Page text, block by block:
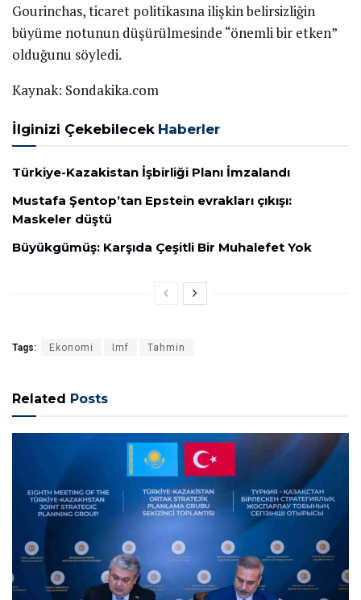
Gourinchas, ticaret politikasına ilişkin belirsizliğin
büyüme notunun düşürülmesinde “önemli bir etken”
olduğunu söyledi.
Kaynak: Sondakika.com
İlginizi Çekebilecek Haberler
Türkiye-Kazakistan İşbirliği Planı İmzalandı
Mustafa Şentop’tan Epstein evrakları çıkışı:
Maskeler düştü
Büyükgümüş: Karşıda Çeşitli Bir Muhalefet Yok
Tags: Ekonomi Imf Tahmin
Related Posts